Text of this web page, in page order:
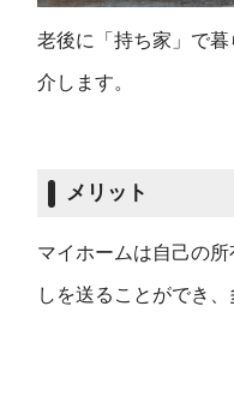
老後に「持ち家」で
介します。
メリット
マイホームは自己の
しを送ることができ